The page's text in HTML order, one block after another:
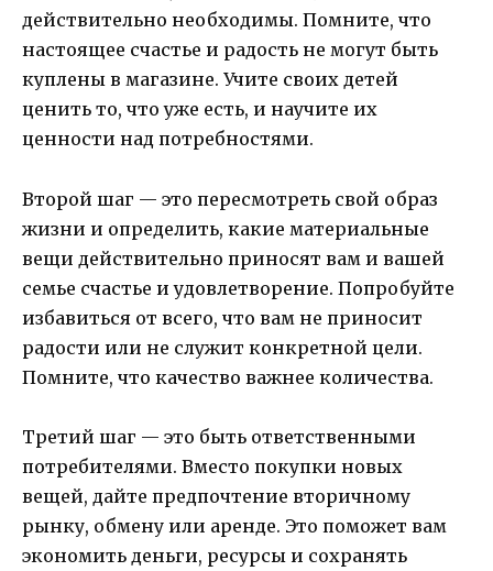
действительно необходимы. Помните, что
настоящее счастье и радость не могут быть
куплены в магазине. Учите своих детей
ценить то, что уже есть, и научите их
ценности над потребностями.
Второй шаг — это пересмотреть свой образ
жизни и определить, какие материальные
вещи действительно приносят вам и вашей
семье счастье и удовлетворение. Попробуйте
избавиться от всего, что вам не приносит
радости или не служит конкретной цели.
Помните, что качество важнее количества.
Третий шаг — это быть ответственными
потребителями. Вместо покупки новых
вещей, дайте предпочтение вторичному
рынку, обмену или аренде. Это поможет вам
экономить деньги, ресурсы и сохранять